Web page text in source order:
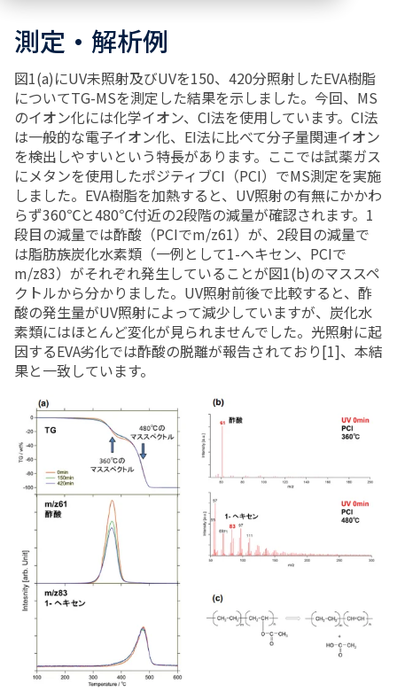
測定・解析例
図1(a)にUV未照射及びUVを150、420分照射したEVA樹脂
についてTG-MSを測定した結果を示しました。今回、MS
のイオン化には化学イオン、CI法を使用しています。CI法
は一般的な電子イオン化、EI法に比べて分子量関連イオン
を検出しやすいという特長があります。ここでは試薬ガス
にメタンを使用したポジティブCI（PCI）でMS測定を実施
しました。EVA樹脂を加熱すると、UV照射の有無にかかわ
らず360℃と480℃付近の2段階の減量が確認されます。1
段目の減量では酢酸（PCIでm/z61）が、2段目の減量で
は脂肪族炭化水素類（一例として1-ヘキセン、PCIで
m/z83）がそれぞれ発生していることが図1(b)のマススペ
クトルから分かりました。UV照射前後で比較すると、酢
酸の発生量がUV照射によって減少していますが、炭化水
素類にはほとんど変化が見られませんでした。光照射に起
因するEVA劣化では酢酸の脱離が報告されており[1]、本結
果と一致しています。